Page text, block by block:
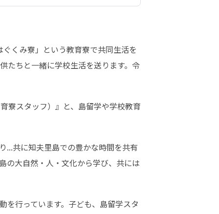
くみ寮」という教育寮で共同生活を
たちと一緒に学校生活を送ります。令
寮スタッフ）』と、島留学や学校教育
...共に知夫里島での豊かな時間を共有
の大自然・人・文化から学び、共には
を行っています。子ども、島留学スタ